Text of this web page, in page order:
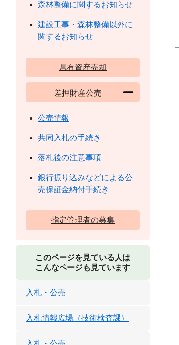
森林整備に関するお知らせ
建設工事・森林整備以外に
関するお知らせ
県有資産売却
差押財産公売
公売情報
共同入札の手続き
落札後の注意事項
銀行振り込みなどによる公
売保証金納付手続き
指定管理者の募集
このページを見ている人は
こんなページも見ています
入札・公売
入札情報広場（技術検査課）
入札・公売